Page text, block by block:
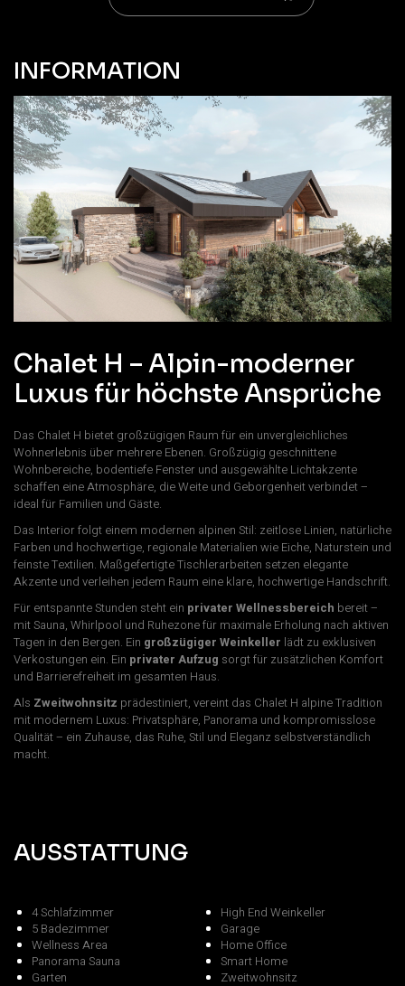
INFORMATION
Chalet H – Alpin-moderner
Luxus für höchste Ansprüche
Das Chalet H bietet großzügigen Raum für ein unvergleichliches
Wohnerlebnis über mehrere Ebenen. Großzügig geschnittene
Wohnbereiche, bodentiefe Fenster und ausgewählte Lichtakzente
schaffen eine Atmosphäre, die Weite und Geborgenheit verbindet –
ideal für Familien und Gäste.
Das Interior folgt einem modernen alpinen Stil: zeitlose Linien, natürliche
Farben und hochwertige, regionale Materialien wie Eiche, Naturstein und
feinste Textilien. Maßgefertigte Tischlerarbeiten setzen elegante
Akzente und verleihen jedem Raum eine klare, hochwertige Handschrift.
Für entspannte Stunden steht ein privater Wellnessbereich bereit –
mit Sauna, Whirlpool und Ruhezone für maximale Erholung nach aktiven
Tagen in den Bergen. Ein großzügiger Weinkeller lädt zu exklusiven
Verkostungen ein. Ein privater Aufzug sorgt für zusätzlichen Komfort
und Barrierefreiheit im gesamten Haus.
Als Zweitwohnsitz prädestiniert, vereint das Chalet H alpine Tradition
mit modernem Luxus: Privatsphäre, Panorama und kompromisslose
Qualität – ein Zuhause, das Ruhe, Stil und Eleganz selbstverständlich
macht.
AUSSTATTUNG
4 Schlafzimmer
5 Badezimmer
Wellness Area
Panorama Sauna
Garten
High End Weinkeller
Garage
Home Office
Smart Home
Zweitwohnsitz